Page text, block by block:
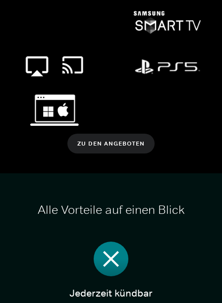
ZU DEN ANGEBOTEN
Alle Vorteile auf einen Blick
Jederzeit kündbar